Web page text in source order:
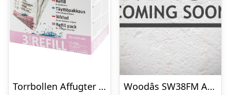
Torrbollen Affugter Refill 3x450g Woodâs SW38FM Affugter